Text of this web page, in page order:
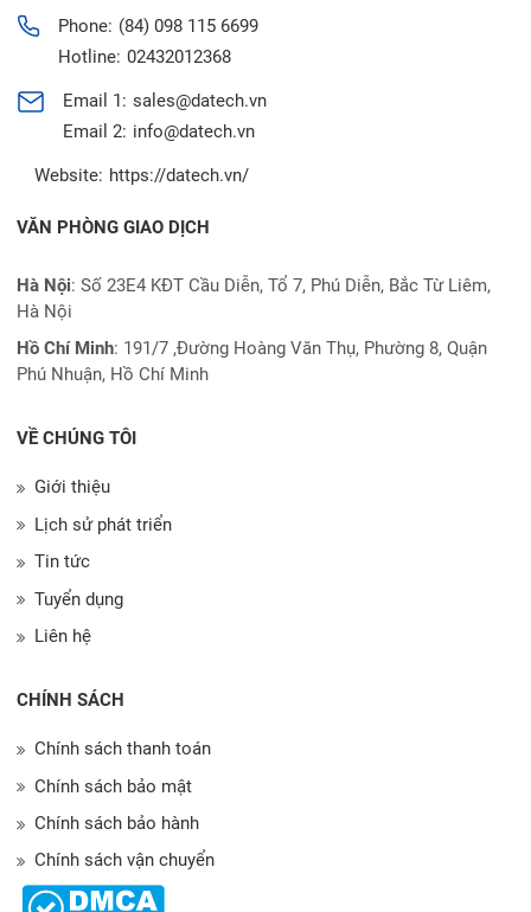
Phone: (84) 098 115 6699
Hotline: 02432012368
Email 1: sales@datech.vn
Email 2: info@datech.vn
Website: https://datech.vn/
VĂN PHÒNG GIAO DỊCH
Hà Nội: Số 23E4 KĐT Cầu Diễn, Tổ 7, Phú Diễn, Bắc Từ Liêm,
Hà Nội
Hồ Chí Minh: 191/7 ,Đường Hoàng Văn Thụ, Phường 8, Quận
Phú Nhuận, Hồ Chí Minh
VỀ CHÚNG TÔI
Giới thiệu
Lịch sử phát triển
Tin tức
Tuyển dụng
Liên hệ
CHÍNH SÁCH
Chính sách thanh toán
Chính sách bảo mật
Chính sách bảo hành
Chính sách vận chuyển